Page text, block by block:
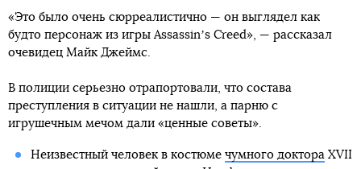
«Это было очень сюрреалистично — он выглядел как
будто персонаж из игры Assassinʼs Creed», — рассказал
очевидец Майк Джеймс.
В полиции серьезно отрапортовали, что состава
преступления в ситуации не нашли, а парню с
игрушечным мечом дали «ценные советы».
Неизвестный человек в костюме чумного доктораXVII